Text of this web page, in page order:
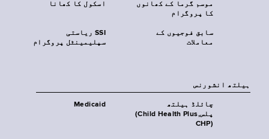
اسکول کا کھانا
موسم گرما کے کھانوں
کا پروگرام
SSI ریاستی
سپلیمینٹل پروگرام
سابق فوجیوں کے
معاملات
‏ہیلتھ انشورنس
Medicaid
چائلڈ ہیلتھ
پلس‎(Child Health Plus,
CHP)‎